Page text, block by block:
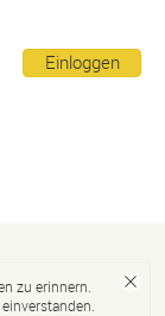
Einloggen
zu erinnern.